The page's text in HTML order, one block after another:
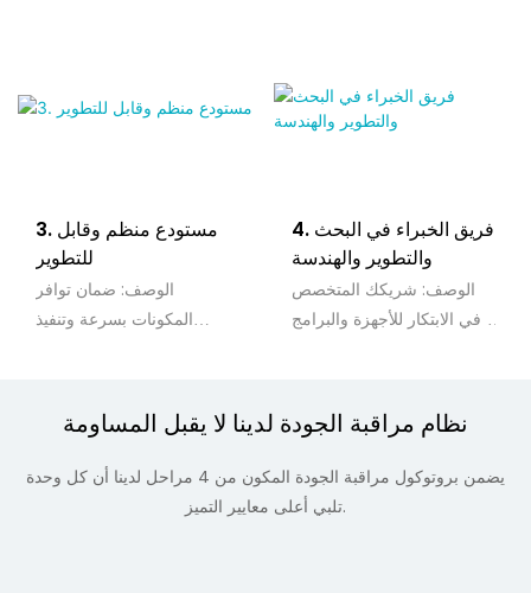
3. مستودع منظم وقابل
للتطوير
الوصف: ضمان توافر
المكونات بسرعة وتنفيذ
4. فريق الخبراء في البحث
والتطوير والهندسة
الوصف: شريكك المتخصص
في الابتكار للأجهزة والبرامج
نظام مراقبة الجودة لدينا لا يقبل المساومة
يضمن بروتوكول مراقبة الجودة المكون من 4 مراحل لدينا أن كل وحدة
تلبي أعلى معايير التميز.